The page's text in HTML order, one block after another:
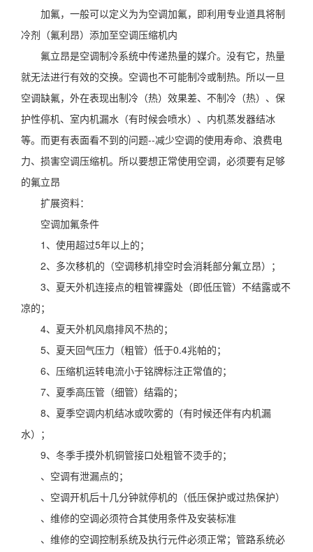
加氟，一般可以定义为为空调加氟，即利用专业道具将制
冷剂（氟利昂）添加至空调压缩机内
氟立昂是空调制冷系统中传递热量的媒介。没有它，热量
就无法进行有效的交换。空调也不可能制冷或制热。所以一旦
空调缺氟，外在表现出制冷（热）效果差、不制冷（热）、保
护性停机、室内机漏水（有时候会喷水）、内机蒸发器结冰
等。而更有表面看不到的问题--减少空调的使用寿命、浪费电
力、损害空调压缩机。所以要想正常使用空调，必须要有足够
的氟立昂
扩展资料：
空调加氟条件
1、使用超过5年以上的；
2、多次移机的（空调移机排空时会消耗部分氟立昂）；
3、夏天外机连接点的粗管裸露处（即低压管）不结露或不
凉的；
4、夏天外机风扇排风不热的；
5、夏天回气压力（粗管）低于0.4兆帕的；
6、压缩机运转电流小于铭牌标注正常值的；
7、夏季高压管（细管）结霜的；
8、夏季空调内机结冰或吹雾的（有时候还伴有内机漏
水）；
9、冬季手摸外机铜管接口处粗管不烫手的；
、空调有泄漏点的；
、空调开机后十几分钟就停机的（低压保护或过热保护）
、维修的空调必须符合其使用条件及安装标准
、维修的空调控制系统及执行元件必须正常；管路系统必